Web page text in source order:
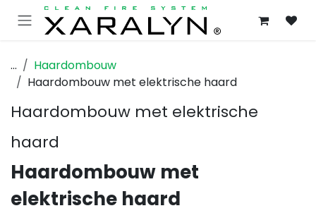
OVERSLAAN NAAR INHOUD
...
Haardombouw
Haardombouw met elektrische haard
Haardombouw met elektrische
haard
Haardombouw met
elektrische haard